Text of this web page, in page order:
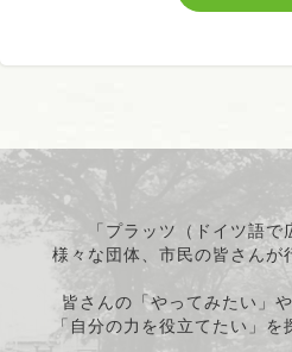
「プラッツ（ドイツ語で
様々な団体、市民の皆さんが
皆さんの「やってみたい」
「自分の力を役立てたい」を